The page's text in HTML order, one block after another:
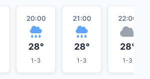
20:00
28°
1-3
21:00
28°
1-3
22:00
28°
1-3